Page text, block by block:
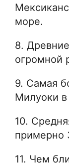
море.
8.
огромной
9. Самая
Милуоки
10.
примерно
11. Чем